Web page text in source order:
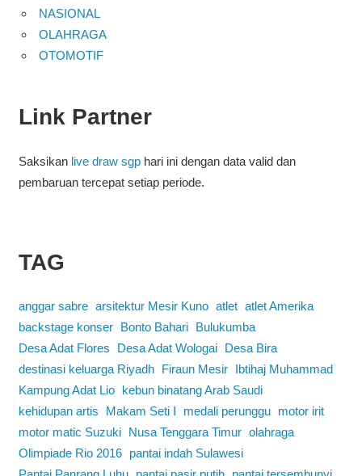
NASIONAL
OLAHRAGA
OTOMOTIF
Link Partner
Saksikan live draw sgphari ini dengan data valid dan
pembaruan tercepat setiap periode.
TAG
anggar sabre arsitektur Mesir Kuno atlet atlet Amerika
backstage konser
Bonto Bahari
Bulukumba
Desa Adat Flores
Desa Adat Wologai
Desa Bira
destinasi keluarga Riyadh
Firaun Mesir
Ibtihaj Muhammad
Kampung Adat Lio
kebun binatang Arab Saudi
kehidupan artis
Makam Seti I medali perunggu
motor irit
motor matic Suzuki
Nusa Tenggara Timur olahraga
Olimpiade Rio 2016
pantai indah Sulawesi